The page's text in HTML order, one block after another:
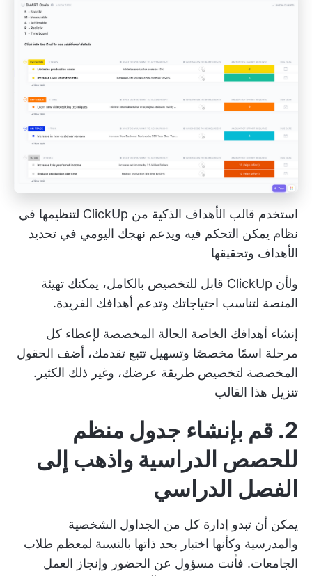
استخدم قالب الأهداف الذكية من ClickUp لتنظيمها في
نظام يمكن التحكم فيه ويدعم نهجك اليومي في تحديد
الأهداف وتحقيقها
ولأن ClickUp قابل للتخصيص بالكامل، يمكنك تهيئة
المنصة لتناسب احتياجاتك وتدعم أهدافك الفريدة.
إنشاء أهدافك الخاصة الحالة المخصصة لإعطاء كل
مرحلة اسمًا مخصصًا وتسهيل تتبع تقدمك، أضف الحقول
المخصصة لتخصيص طريقة عرضك، وغير ذلك الكثير.
تنزيل هذا القالب
2. قم بإنشاء جدول منظم
للحصص الدراسية واذهب إلى
الفصل الدراسي
يمكن أن تبدو إدارة كل من الجداول الشخصية
والمدرسية وكأنها اختبار بحد ذاتها بالنسبة لمعظم طلاب
الجامعات. فأنت مسؤول عن الحضور وإنجاز العمل